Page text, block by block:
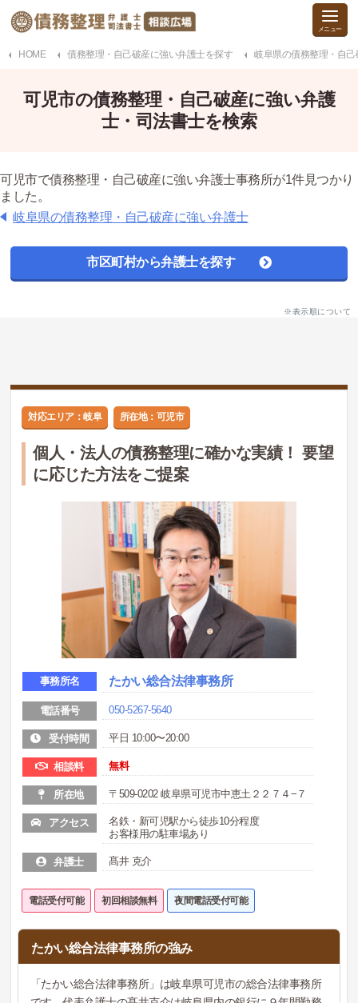
HOME 債務整理・自己破産に強い弁護士を探す 岐阜県の債務整理・自
可児市の債務整理・自己破産に強い弁護
士・司法書士を検索
可児市で債務整理・自己破産に強い弁護士事務所が1件見つかり
ました。
岐阜県の債務整理・自己破産に強い弁護士
市区町村から弁護士を探す
※表示順について
対応エリア：岐阜 所在地：可児市
個人・法人の債務整理に確かな実績！ 要望
に応じた方法をご提案
事務所名 たかい総合法律事務所
電話番号 050-5267-5640
受付時間 平日 10:00〜20:00
相談料 無料
所在地 〒509-0202 岐阜県可児市中恵土２２７４−７
アクセス
名鉄・新可児駅から徒歩10分程度
お客様用の駐車場あり
弁護士 髙井 克介
電話受付可能 初回相談無料 夜間電話受付可能
たかい総合法律事務所の強み
「たかい総合法律事務所」は岐阜県可児市の総合法律事務所